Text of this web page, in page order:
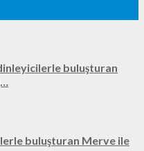
buluşturan
buluşturan Merve ile